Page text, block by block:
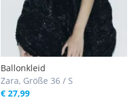
Ballonkleid
Zara, Größe 36 / S
€ 27,99